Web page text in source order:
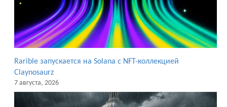
Rarible запускается на Solana с NFT-коллекцией
Claynosaurz
7 августа, 2026